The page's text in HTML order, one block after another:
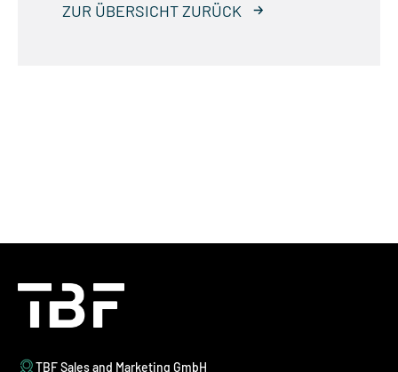
ZUR ÜBERSICHT ZURÜCK
TBF Sales and Marketing GmbH